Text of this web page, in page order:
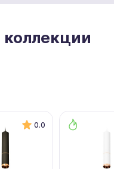
0.0